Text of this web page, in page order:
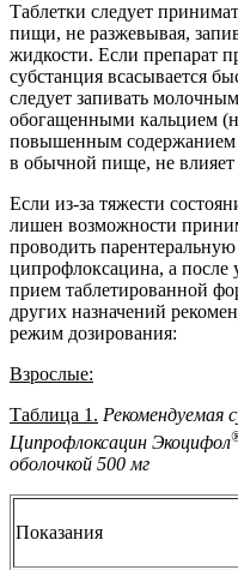
Таблетки следует
пищи, не разжевывая,
жидкости. Если препарат
субстанция всасывается
следует запивать
обогащенными кальцием
повышенным содержанием
в обычной пище, не
Если из-за тяжести
лишен возможности
проводить
ципрофлоксацина, а после
прием таблетированной
других назначений
режим дозирования:
Взрослые:
Таблица 1. Рекомендуемая
Ципрофлоксацин Экоцифол
оболочкой 500 мг
Показания